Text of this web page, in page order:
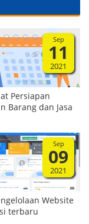
Sep
11
2021
Persiapan
Barang dan Jasa
Sep
09
2021
Website
terbaru